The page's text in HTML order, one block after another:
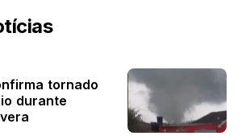
tornado
durante